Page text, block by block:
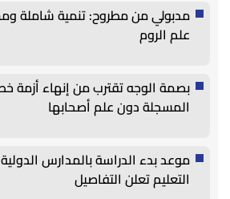
مدبولي من مطروح: تنمية شاملة
علم الروم
بصمة الوجه تقترب من إنهاء أزمة
المسجلة دون علم أصحابها
التعليم تعلن التفاصيل